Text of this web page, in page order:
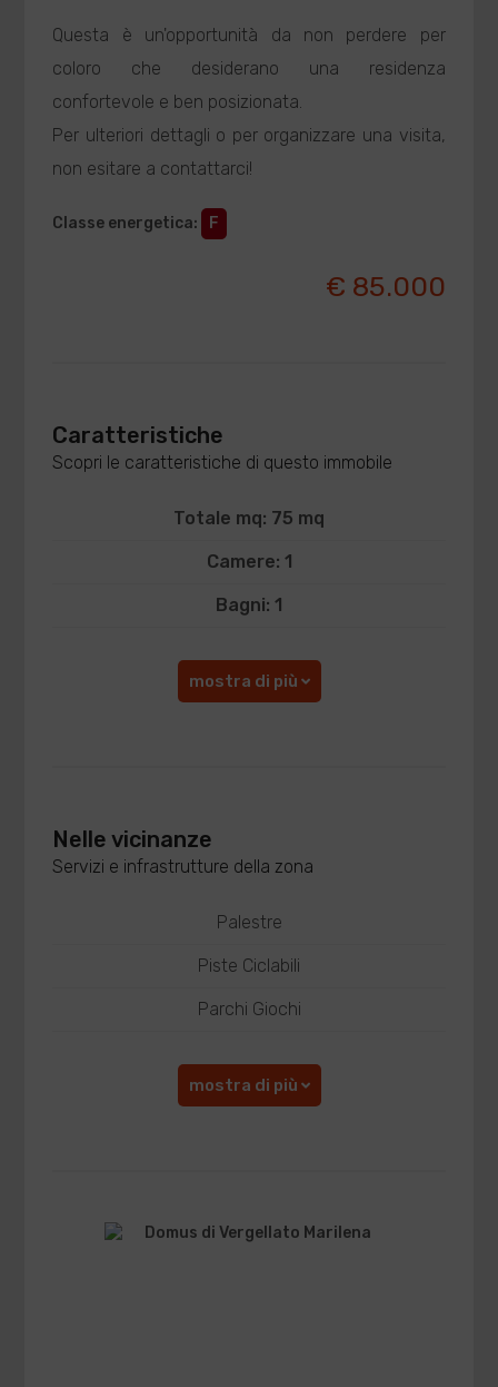
Questa è un'opportunità da non perdere per
coloro che desiderano una residenza
confortevole e ben posizionata.
Per ulteriori dettagli o per organizzare una visita,
non esitare a contattarci!
Classe energetica: F
€ 85.000
Caratteristiche
Scopri le caratteristiche di questo immobile
Totale mq: 75 mq
Camere: 1
Bagni: 1
mostra di più
Nelle vicinanze
Servizi e infrastrutture della zona
Palestre
Piste Ciclabili
Parchi Giochi
mostra di più